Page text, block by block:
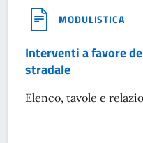
MODULISTICA
Interventi a favore
stradale
Elenco, tavole e